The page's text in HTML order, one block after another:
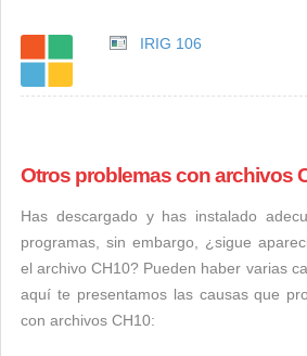
IRIG 106
Otros problemas con archivos
Has descargado y has instalado
programas, sin embargo, ¿sigue
el archivo CH10? Pueden haber varias
aquí te presentamos las causas que
con archivos CH10: